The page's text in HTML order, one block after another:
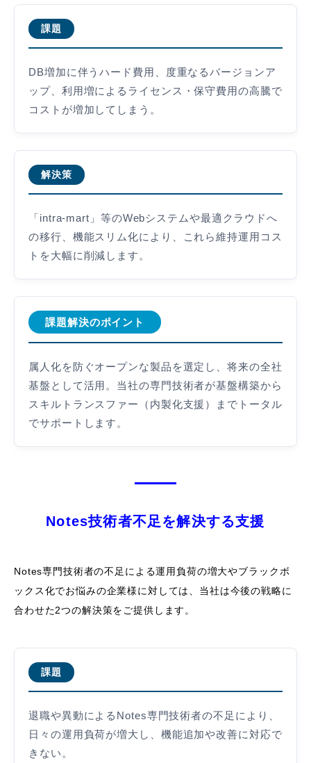
課題
DB増加に伴うハード費用、度重なるバージョンア
ップ、利用増によるライセンス・保守費用の高騰で
コストが増加してしまう。
解決策
「intra-mart」等のWebシステムや最適クラウドへ
の移行、機能スリム化により、これら維持運用コス
トを大幅に削減します。
課題解決のポイント
属人化を防ぐオープンな製品を選定し、将来の全社
基盤として活用。当社の専門技術者が基盤構築から
スキルトランスファー（内製化支援）までトータル
でサポートします。
Notes技術者不足を解決する支援
Notes専門技術者の不足による運用負荷の増大やブラックボ
ックス化でお悩みの企業様に対しては、当社は今後の戦略に
合わせた2つの解決策をご提供します。
課題
退職や異動によるNotes専門技術者の不足により、
日々の運用負荷が増大し、機能追加や改善に対応で
きない。